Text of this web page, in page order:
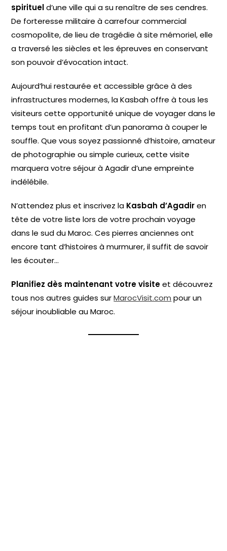
spiritueld’une ville qui a su renaître de ses cendres.
De forteresse militaire à carrefour commercial
cosmopolite, de lieu de tragédie à site mémoriel, elle
a traversé les siècles et les épreuves en conservant
son pouvoir d’évocation intact.
Aujourd’hui restaurée et accessible grâce à des
infrastructures modernes, la Kasbah offre à tous les
visiteurs cette opportunité unique de voyager dans le
temps tout en profitant d’un panorama à couper le
souffle. Que vous soyez passionné d’histoire, amateur
de photographie ou simple curieux, cette visite
marquera votre séjour à Agadir d’une empreinte
indélébile.
N’attendez plus et inscrivez la Kasbah d’Agadiren
tête de votre liste lors de votre prochain voyage
dans le sud du Maroc. Ces pierres anciennes ont
encore tant d’histoires à murmurer, il suffit de savoir
les écouter…
Planifiez dès maintenant votre visiteet découvrez
tous nos autres guides surMarocVisit.com pour un
séjour inoubliable au Maroc.